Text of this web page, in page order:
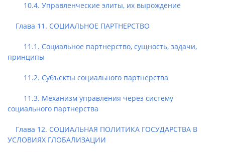
10.4. Управленческие элиты, их вырождение
Глава 11. СОЦИАЛЬНОЕ ПАРТНЕРСТВО
11.1. Социальное партнерство, сущность, задачи,
принципы
11.2. Субъекты социального партнерства
11.3. Механизм управления через систему
социального партнерства
Глава 12. СОЦИАЛЬНАЯ ПОЛИТИКА ГОСУДАРСТВА В
УСЛОВИЯХ ГЛОБАЛИЗАЦИИ